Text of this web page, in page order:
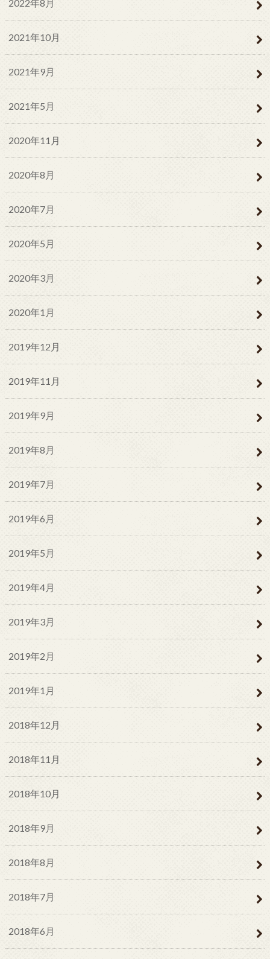
2022年8月
2021年10月
2021年9月
2021年5月
2020年11月
2020年8月
2020年7月
2020年5月
2020年3月
2020年1月
2019年12月
2019年11月
2019年9月
2019年8月
2019年7月
2019年6月
2019年5月
2019年4月
2019年3月
2019年2月
2019年1月
2018年12月
2018年11月
2018年10月
2018年9月
2018年8月
2018年7月
2018年6月